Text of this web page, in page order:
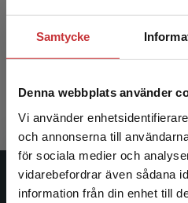
Samtycke
Denna webbplats använder
Vi använder
och annonserna till
för sociala medier och
vidarebefordrar även sådana
information från din enhet till
Begränsad
Datatyper
Janlert, L-E -
Exkl. moms: 399
Studentlitteratur